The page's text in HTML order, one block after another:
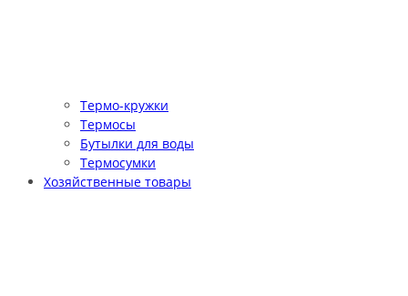
Термо-кружки
Термосы
Бутылки для воды
Термосумки
Хозяйственные товары